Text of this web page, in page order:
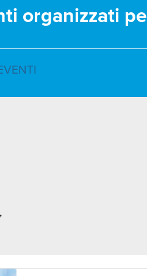
organizzati